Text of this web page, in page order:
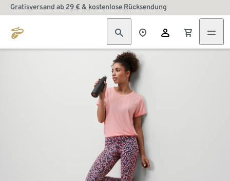
Gratisversand ab 29 € & kostenlose Rücksendung